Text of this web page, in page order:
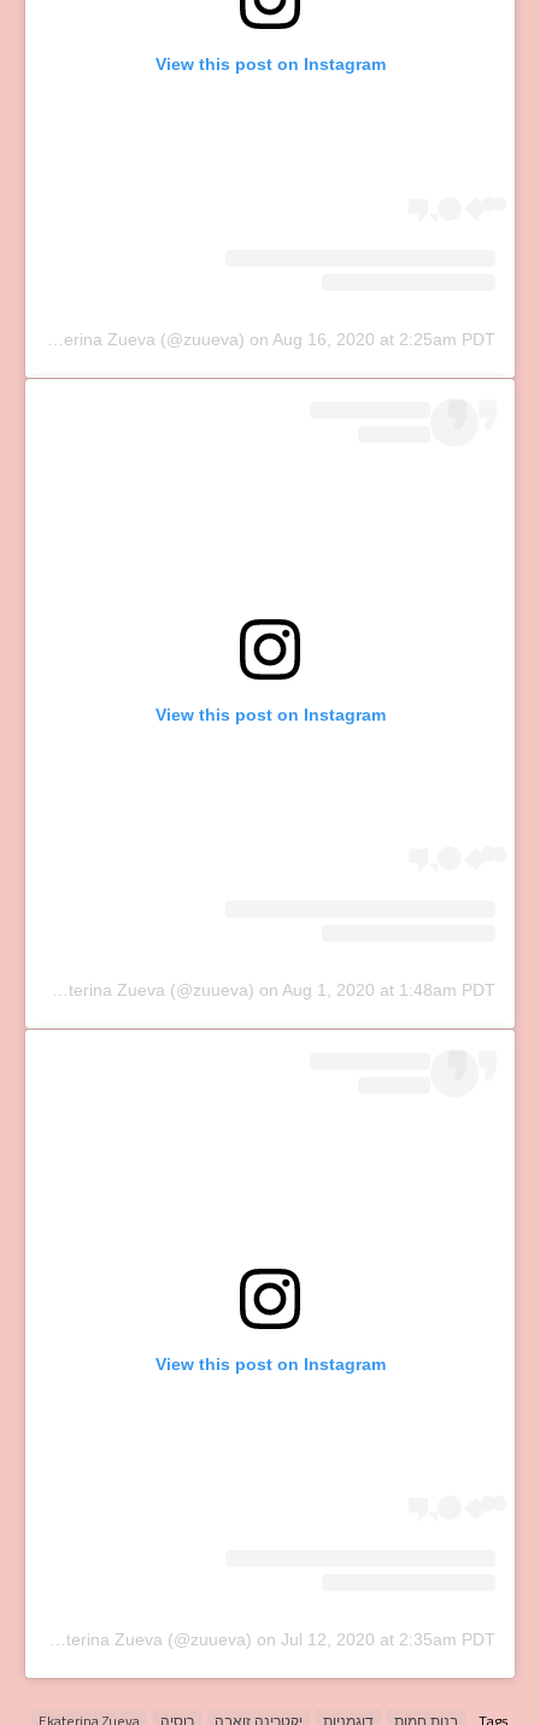
View this post on Instagram
A post shared by Ekaterina Zueva (@zuueva) on Aug 16, 2020 at 2:25am PDT
View this post on Instagram
on Aug 1, 2020 at 1:48am PDT
View this post on Instagram
on Jul 12, 2020 at 2:35am PDT